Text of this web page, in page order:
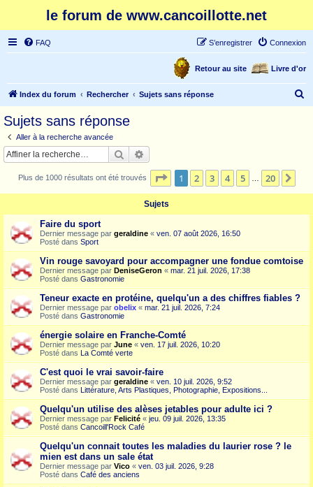
le forum de www.cancoillotte.net
FAQ Connexion
S’enregistrer
Livre d'or
Retour au site
Index du forum Rechercher Sujets sans réponse
c
Sujets sans réponse
Aller à la recherche avancée
Rechercher
Plus de 1000 résultats ont été trouvés Page 1sur20
1 2 3 4 5 20
Sujets
Faire du sport
Dernier message par geraldine « ven. 07 août 2026, 16:50
Posté dans Sport
Vin rouge savoyard pour accompagner une fondue comtoise
Dernier message par DeniseGeron « mar. 21 juil. 2026, 17:38
Posté dans Gastronomie
Teneur exacte en protéine, quelqu'un a des chiffres fiables ?
Dernier message par obelix « mar. 21 juil. 2026, 7:24
Posté dans Gastronomie
énergie solaire en Franche-Comté
Dernier message par June « ven. 17 juil. 2026, 10:20
Posté dans La Comté verte
C'est quoi le vrai savoir-faire
Dernier message par geraldine « ven. 10 juil. 2026, 9:52
Posté dans Littérature, Arts Plastiques, Photographie, Expositions...
Quelqu'un utilise des alèses jetables pour adulte ici ?
Dernier message par Felicité « jeu. 09 juil. 2026, 13:35
Posté dans Cancoill'Rock Café
Quelqu'un connait toutes les maladies du laurier rose ? le
mien est dans un sale état
Dernier message par Vico « ven. 03 juil. 2026, 9:28
Posté dans Café des anciens